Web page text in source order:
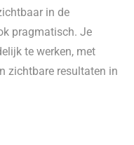
in de
pragmatisch. Je
te werken, met
zichtbare resultaten in